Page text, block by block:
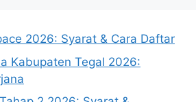
2026: Syarat & Cara Daftar
Kabupaten Tegal 2026: